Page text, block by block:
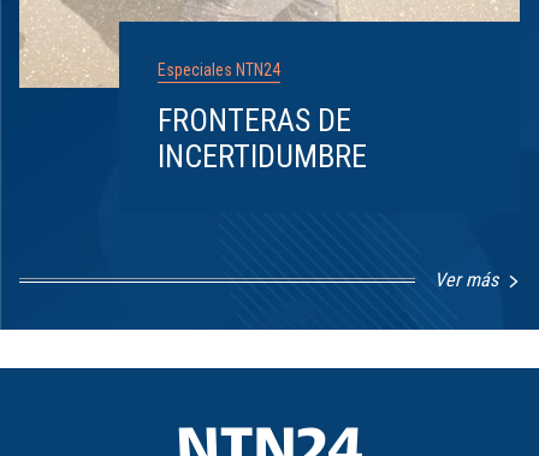
Especiales NTN24
FRONTERAS DE
INCERTIDUMBRE
Ver más
1
8